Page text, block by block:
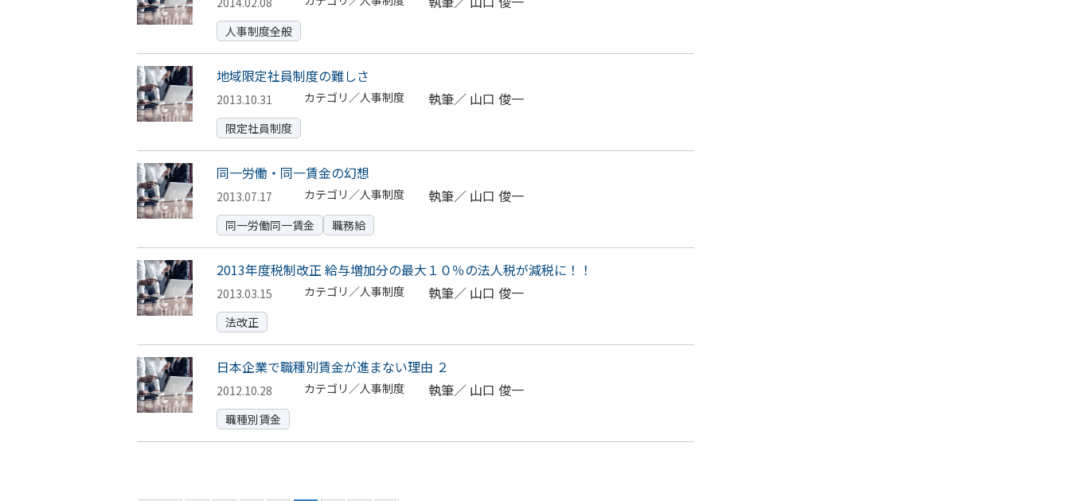
人事制度全般
地域限定社員制度の難しさ
2013.10.31 カテゴリ／人事制度 執筆／ 山口 俊一
限定社員制度
同一労働・同一賃金の幻想
2013.07.17 カテゴリ／人事制度 執筆／ 山口 俊一
同一労働同一賃金 職務給
2013年度税制改正 給与増加分の最大１０％の法人税が減税に！！
2013.03.15 カテゴリ／人事制度 執筆／ 山口 俊一
法改正
日本企業で職種別賃金が進まない理由 ２
2012.10.28 カテゴリ／人事制度 執筆／ 山口 俊一
職種別賃金